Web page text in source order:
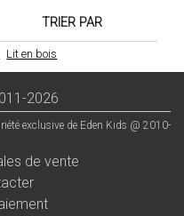
TRIER PAR
Lit en bois
2026
exclusive de Eden Kids @ 2010-
de vente